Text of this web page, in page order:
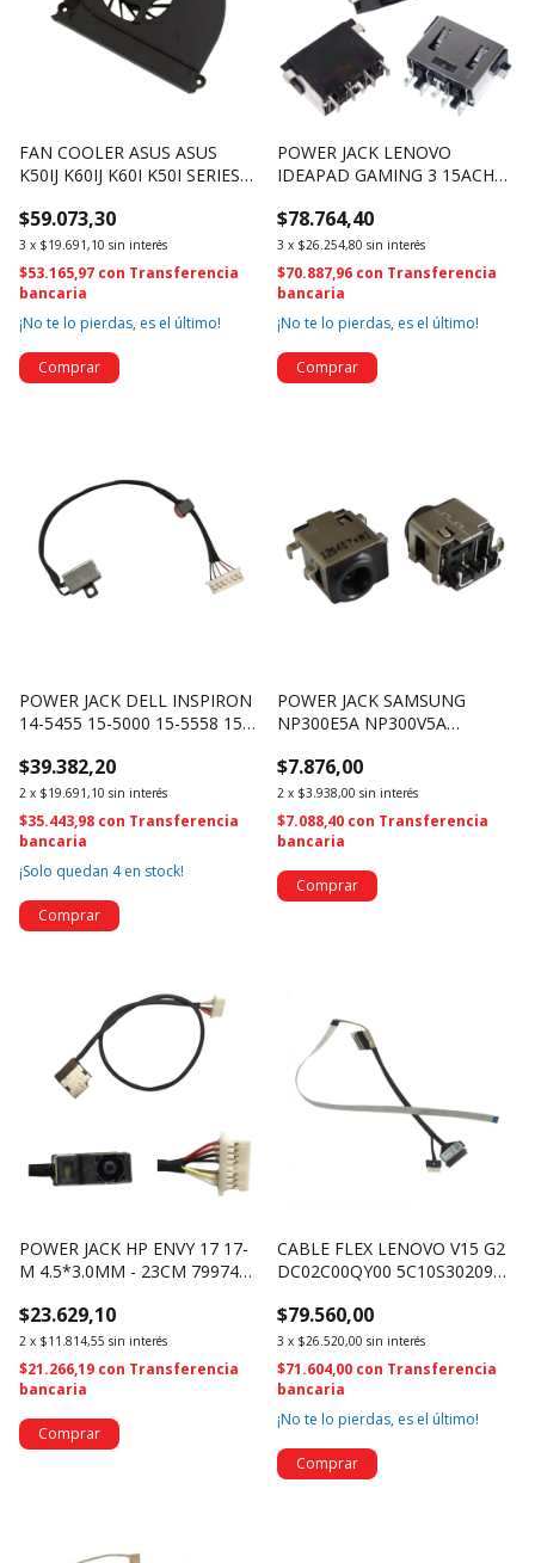
FAN COOLER ASUS ASUS
K50IJ K60IJ K60I K50I SERIES
$59.073,30
3 x $19.691,10 sin interés
$53.165,97 con Transferencia
bancaria
¡No te lo pierdas, es el último!
POWER JACK LENOVO
IDEAPAD GAMING 3 15ACH6
$78.764,40
3 x $26.254,80 sin interés
$70.887,96 con Transferencia
bancaria
¡No te lo pierdas, es el último!
POWER JACK DELL INSPIRON
14-5455 15-5000 15-5558 15-
3933
$39.382,20
2 x $19.691,10 sin interés
$35.443,98 con Transferencia
bancaria
¡Solo quedan 4en stock!
POWER JACK SAMSUNG
NP300E5A NP300V5A
5.5*3.0MM (2820)
$7.876,00
2 x $3.938,00 sin interés
$7.088,40 con Transferencia
bancaria
POWER JACK HP ENVY 17 17-
M 4.5*3.0MM - 23CM 799749-
$23.629,10
2 x $11.814,55 sin interés
$21.266,19 con Transferencia
bancaria
CABLE FLEX LENOVO V15 G2
DC02C00QY00 5C10S30209
$79.560,00
3 x $26.520,00 sin interés
$71.604,00 con Transferencia
bancaria
¡No te lo pierdas, es el último!